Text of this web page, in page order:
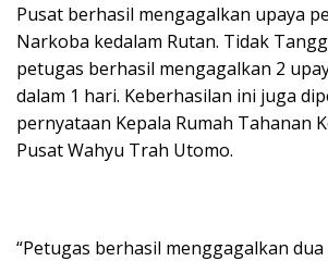
Pusat berhasil mengagalkan upaya
Narkoba kedalam Rutan. Tidak
petugas berhasil mengagalkan 2
dalam 1 hari. Keberhasilan ini juga
pernyataan Kepala Rumah Tahanan
Pusat Wahyu Trah Utomo.
“Petugas berhasil menggagalkan dua